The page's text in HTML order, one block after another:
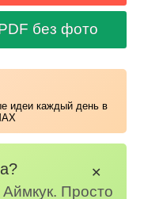
без фото
идеи каждый день в
Аймкук. Просто
✕